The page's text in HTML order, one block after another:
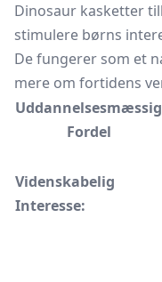
Dinosaur kasketter
stimulere børns
De fungerer som et
mere om fortidens
Uddannelsesmæssig
Fordel
Videnskabelig
Interesse: